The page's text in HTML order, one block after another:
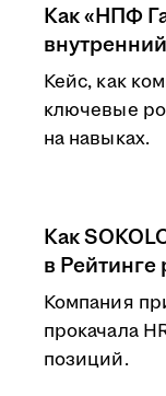
Как «НПФ
Кейс, как
ключевые
на навыках.
Как
в Рейтинге
Компания
прокачала
позиций.